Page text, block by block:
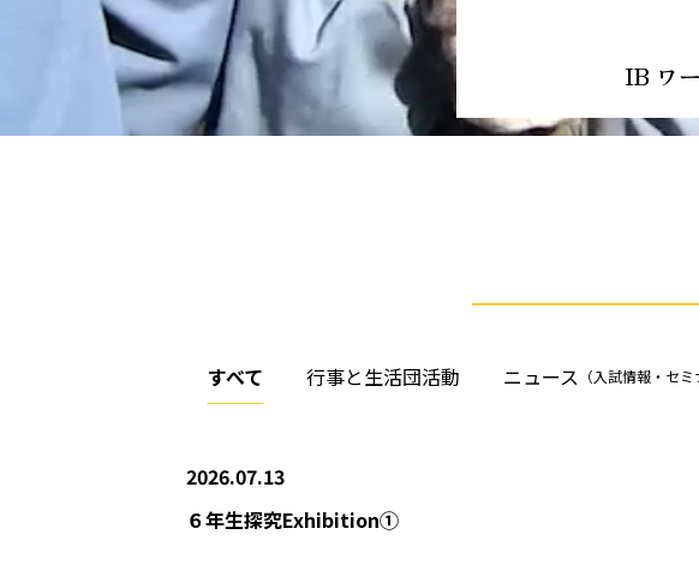
IB ワ
すべて ニュース （入試情報・セミ
行事と生活団活動
2026.07.13
６年生探究Exhibition①